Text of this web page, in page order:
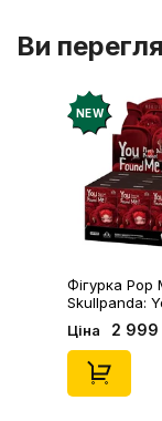
Ви
NEW
Фігурка Pop
Skullpanda:
Me!: Plush
Series (Blind
10) (Secret
(29347)
Ціна 2 999